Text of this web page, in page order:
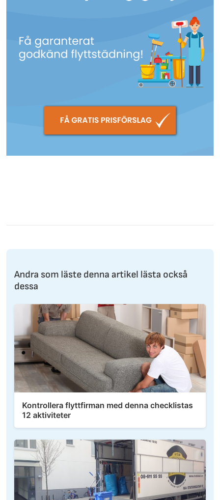
Andra som läste denna artikel lästa också
dessa
Kontrollera flyttfirman med denna checklistas
12 aktiviteter